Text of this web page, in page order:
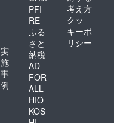
実
施
事
例
PFI
RE
ふる
さと
納税
AD
FOR
ALL
HIO
KOS
考え方
クッ
キーポ
リシー